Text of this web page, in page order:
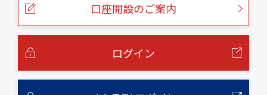
口座開設のご案内
ログイン